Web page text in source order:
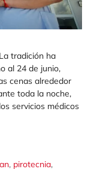
tradición ha
al 24 de junio,
cenas alrededor
toda la noche,
servicios médicos
, pirotecnia,